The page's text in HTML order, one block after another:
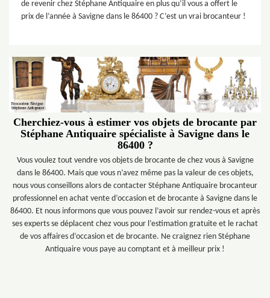
de revenir chez Stéphane Antiquaire en plus qu’il vous a offert le
prix de l’année à Savigne dans le 86400 ? C’est un vrai brocanteur !
Cherchiez-vous à estimer vos objets de brocante par
Stéphane Antiquaire spécialiste à Savigne dans le
86400 ?
Vous voulez tout vendre vos objets de brocante de chez vous à Savigne
dans le 86400. Mais que vous n’avez même pas la valeur de ces objets,
nous vous conseillons alors de contacter Stéphane Antiquaire brocanteur
professionnel en achat vente d’occasion et de brocante à Savigne dans le
86400. Et nous informons que vous pouvez l’avoir sur rendez-vous et après
ses experts se déplacent chez vous pour l’estimation gratuite et le rachat
de vos affaires d’occasion et de brocante. Ne craignez rien Stéphane
Antiquaire vous paye au comptant et à meilleur prix !